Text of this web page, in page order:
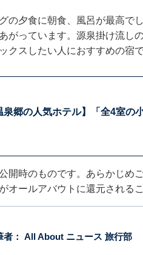
の夕食に朝食、風呂が最高で
がっています。源泉掛け流し
クスしたい人におすすめの宿で
泉郷の人気ホテル】「全4室
開時のものです。あらかじめ
オールアバウトに還元される
： All About ニュース 旅行部